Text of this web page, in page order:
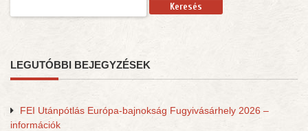
LEGUTÓBBI BEJEGYZÉSEK
FEI Utánpótlás Európa-bajnokság Fugyivásárhely 2026 –
információk